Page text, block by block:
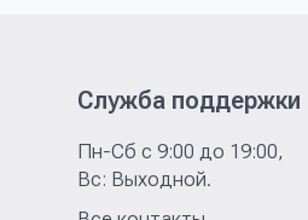
Служба поддержки
Пн-Сб с 9:00 до 19:00,
Вс: Выходной.